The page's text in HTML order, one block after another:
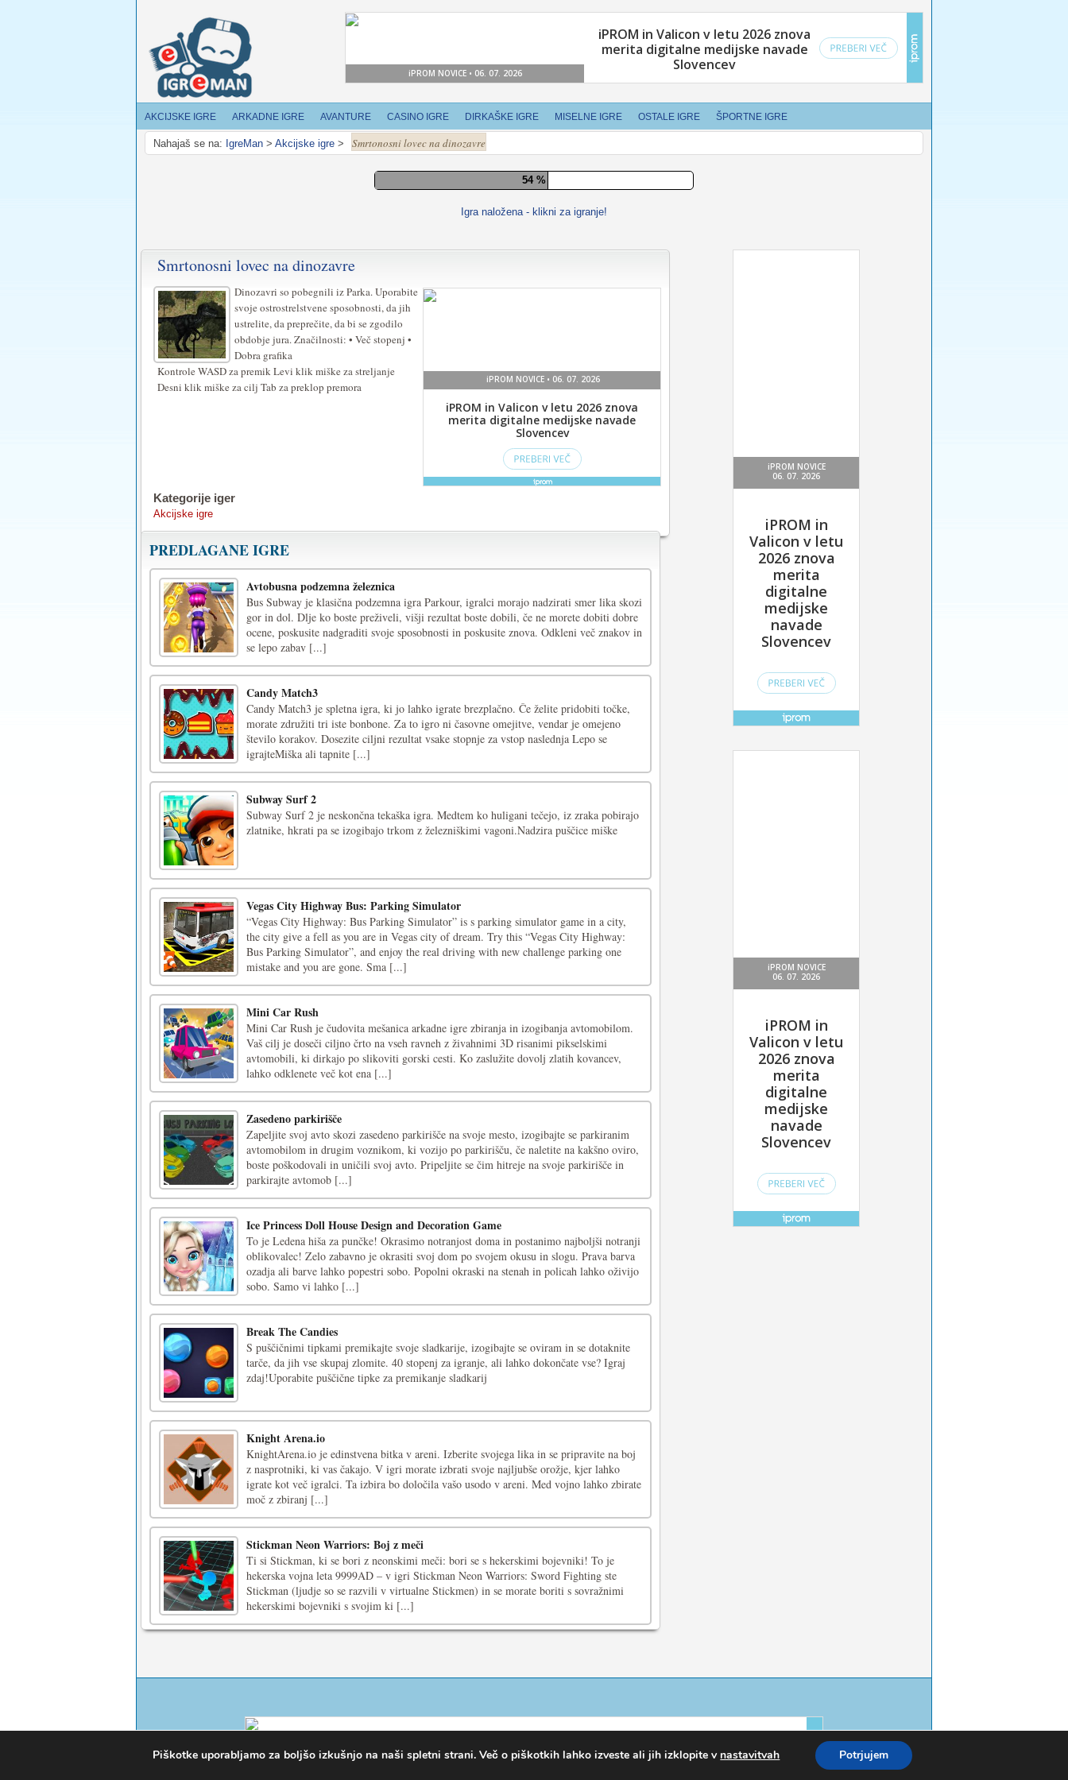
AKCIJSKE IGRE ARKADNE IGRE AVANTURE CASINO IGRE DIRKAŠKE IGRE MISELNE IGRE OSTALE IGRE ŠPORTNE IGRE
Nahajaš se na: IgreMan > Akcijske igre > Smrtonosni lovec na dinozavre
60 %
Igra naložena - klikni za igranje!
Smrtonosni lovec na dinozavre
Dinozavri so pobegnili iz Parka. Uporabite
svoje ostrostrelstvene sposobnosti, da jih
ustrelite, da preprečite, da bi se zgodilo
obdobje jura. Značilnosti: • Več stopenj •
Dobra grafika
Kontrole WASD za premik Levi klik miške za streljanje
Desni klik miške za cilj Tab za preklop premora
Kategorije iger
Akcijske igre
PREDLAGANE IGRE
Avtobusna podzemna železnica
Bus Subway je klasična podzemna igra Parkour, igralci morajo nadzirati smer lika skozi
gor in dol. Dlje ko boste preživeli, višji rezultat boste dobili, če ne morete dobiti dobre
ocene, poskusite nadgraditi svoje sposobnosti in poskusite znova. Odkleni več znakov in
se lepo zabav [...]
Candy Match3
Candy Match3 je spletna igra, ki jo lahko igrate brezplačno. Če želite pridobiti točke,
morate združiti tri iste bonbone. Za to igro ni časovne omejitve, vendar je omejeno
število korakov. Dosezite ciljni rezultat vsake stopnje za vstop naslednja Lepo se
igrajteMiška ali tapnite [...]
Subway Surf 2
Subway Surf 2 je neskončna tekaška igra. Medtem ko huligani tečejo, iz zraka pobirajo
zlatnike, hkrati pa se izogibajo trkom z železniškimi vagoni.Nadzira puščice miške
Vegas City Highway Bus: Parking Simulator
“Vegas City Highway: Bus Parking Simulator” is s parking simulator game in a city,
the city give a fell as you are in Vegas city of dream. Try this “Vegas City Highway:
Bus Parking Simulator”, and enjoy the real driving with new challenge parking one
mistake and you are gone. Sma [...]
Mini Car Rush
Mini Car Rush je čudovita mešanica arkadne igre zbiranja in izogibanja avtomobilom.
Vaš cilj je doseči ciljno črto na vseh ravneh z živahnimi 3D risanimi pikselskimi
avtomobili, ki dirkajo po slikoviti gorski cesti. Ko zaslužite dovolj zlatih kovancev,
lahko odklenete več kot ena [...]
Zasedeno parkirišče
Zapeljite svoj avto skozi zasedeno parkirišče na svoje mesto, izogibajte se parkiranim
avtomobilom in drugim voznikom, ki vozijo po parkirišču, če naletite na kakšno oviro,
boste poškodovali in uničili svoj avto. Pripeljite se čim hitreje na svoje parkirišče in
parkirajte avtomob [...]
Ice Princess Doll House Design and Decoration Game
To je Ledena hiša za punčke! Okrasimo notranjost doma in postanimo najboljši notranji
oblikovalec! Zelo zabavno je okrasiti svoj dom po svojem okusu in slogu. Prava barva
ozadja ali barve lahko popestri sobo. Popolni okraski na stenah in policah lahko oživijo
sobo. Samo vi lahko [...]
Break The Candies
S puščičnimi tipkami premikajte svoje sladkarije, izogibajte se oviram in se dotaknite
tarče, da jih vse skupaj zlomite. 40 stopenj za igranje, ali lahko dokončate vse? Igraj
zdaj!Uporabite puščične tipke za premikanje sladkarij
Knight Arena.io
KnightArena.io je edinstvena bitka v areni. Izberite svojega lika in se pripravite na boj
z nasprotniki, ki vas čakajo. V igri morate izbrati svoje najljubše orožje, kjer lahko
igrate kot več igralci. Ta izbira bo določila vašo usodo v areni. Med vojno lahko zbirate
moč z zbiranj [...]
Stickman Neon Warriors: Boj z meči
Ti si Stickman, ki se bori z neonskimi meči: bori se s hekerskimi bojevniki! To je
hekerska vojna leta 9999AD – v igri Stickman Neon Warriors: Sword Fighting ste
Stickman (ljudje so se razvili v virtualne Stickmen) in se morate boriti s sovražnimi
hekerskimi bojevniki s svojim ki [...]
Piškotke uporabljamo za boljšo izkušnjo na naši spletni strani. Več o piškotkih lahko izveste ali jih izklopite v nastavitvah Potrjujem